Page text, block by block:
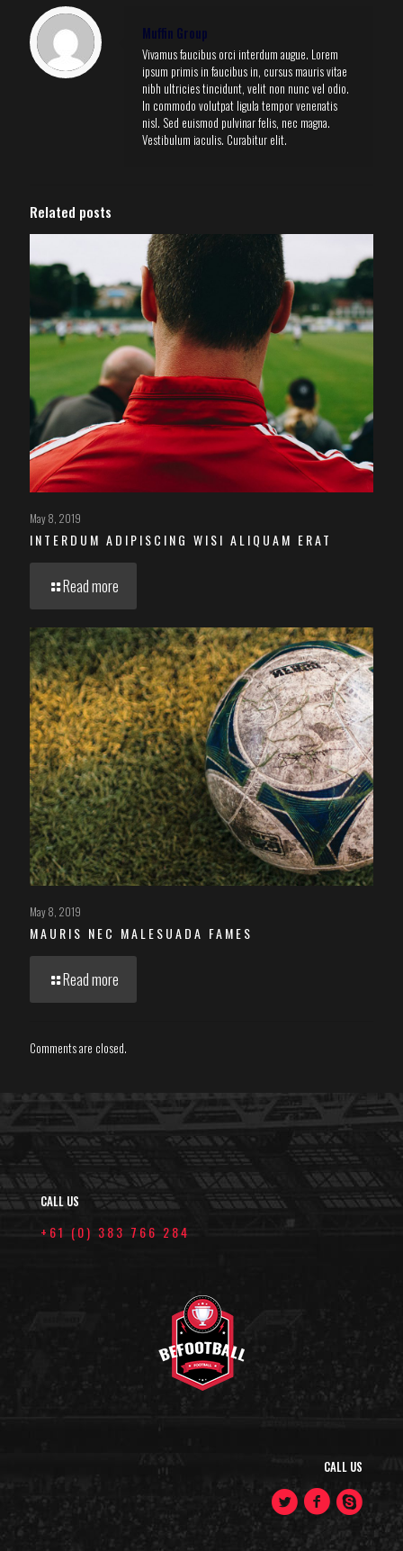
Muffin Group
Vivamus faucibus orci interdum augue. Lorem
ipsum primis in faucibus in, cursus mauris vitae
nibh ultricies tincidunt, velit non nunc vel odio.
In commodo volutpat ligula tempor venenatis
nisl. Sed euismod pulvinar felis, nec magna.
Vestibulum iaculis. Curabitur elit.
Related posts
May 8, 2019
INTERDUM ADIPISCING WISI ALIQUAM ERAT
Read more
May 8, 2019
MAURIS NEC MALESUADA FAMES
Read more
Comments are closed.
CALL US
+61 (0) 383 766 284
CALL US